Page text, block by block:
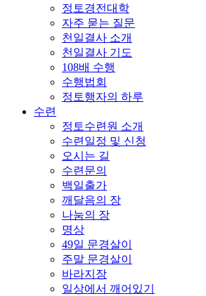
정토경전대학
자주 묻는 질문
천일결사 소개
천일결사 기도
108배 수행
수행법회
정토행자의 하루
수련
정토수련원 소개
수련일정 및 신청
오시는 길
수련문의
백일출가
깨달음의 장
나눔의 장
명상
49일 문경살이
주말 문경살이
바라지장
일상에서 깨어있기